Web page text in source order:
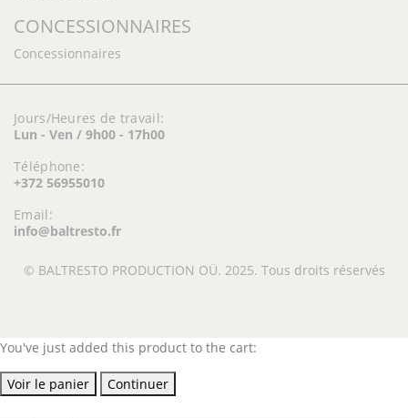
CONCESSIONNAIRES
Concessionnaires
Jours/Heures de travail:
Lun - Ven / 9h00 - 17h00
Téléphone:
+372 56955010
Email:
info@baltresto.fr
© BALTRESTO PRODUCTION OÜ. 2025. Tous droits réservés
You've just added this product to the cart:
Voir le panier Continuer